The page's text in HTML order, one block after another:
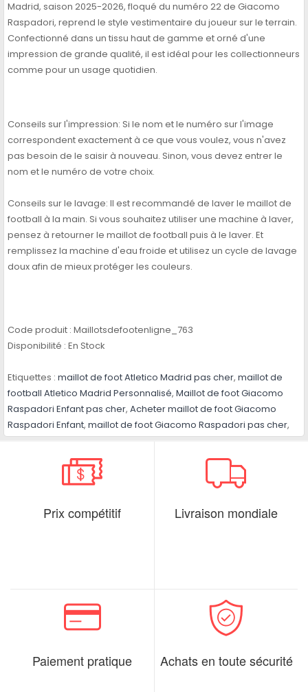
Madrid, saison 2025-2026, floqué du numéro 22 de Giacomo
Raspadori, reprend le style vestimentaire du joueur sur le terrain.
Confectionné dans un tissu haut de gamme et orné d'une
impression de grande qualité, il est idéal pour les collectionneurs
comme pour un usage quotidien.
Conseils sur l'impression: Si le nom et le numéro sur l'image
correspondent exactement à ce que vous voulez, vous n'avez
pas besoin de le saisir à nouveau. Sinon, vous devez entrer le
nom et le numéro de votre choix.
Conseils sur le lavage: Il est recommandé de laver le maillot de
football à la main. Si vous souhaitez utiliser une machine à laver,
pensez à retourner le maillot de football puis à le laver. Et
remplissez la machine d'eau froide et utilisez un cycle de lavage
doux afin de mieux protéger les couleurs.
Code produit : Maillotsdefootenligne_763
Disponibilité : En Stock
Etiquettes : maillot de foot Atletico Madrid pas cher, maillot de
football Atletico Madrid Personnalisé, Maillot de foot Giacomo
Raspadori Enfant pas cher, Acheter maillot de foot Giacomo
Raspadori Enfant, maillot de foot Giacomo Raspadori pas cher,
Prix compétitif Livraison mondiale
Paiement pratique Achats en toute sécurité